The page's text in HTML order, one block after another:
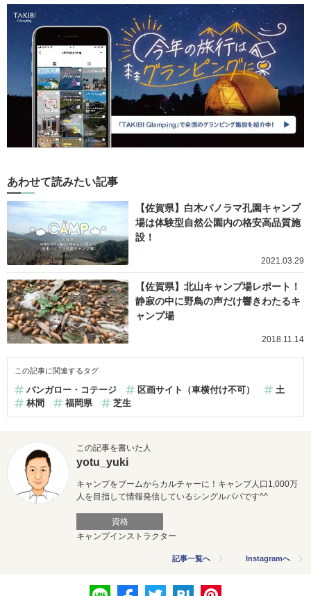
あわせて読みたい記事
【佐賀県】白木パノラマ孔園キャンプ
場は体験型自然公園内の格安高品質施
設！
2021.03.29
【佐賀県】北山キャンプ場レポート！
静寂の中に野鳥の声だけ響きわたるキ
ャンプ場
2018.11.14
この記事に関連するタグ
バンガロー・コテージ 区画サイト（車横付け不可）
土
林間
福岡県 芝生
この記事を書いた人
yotu_yuki
キャンプをブームからカルチャーに！キャンプ人口1,000万
人を目指して情報発信しているシングルパパです^^
資格
キャンプインストラクター
記事一覧へ Instagramへ